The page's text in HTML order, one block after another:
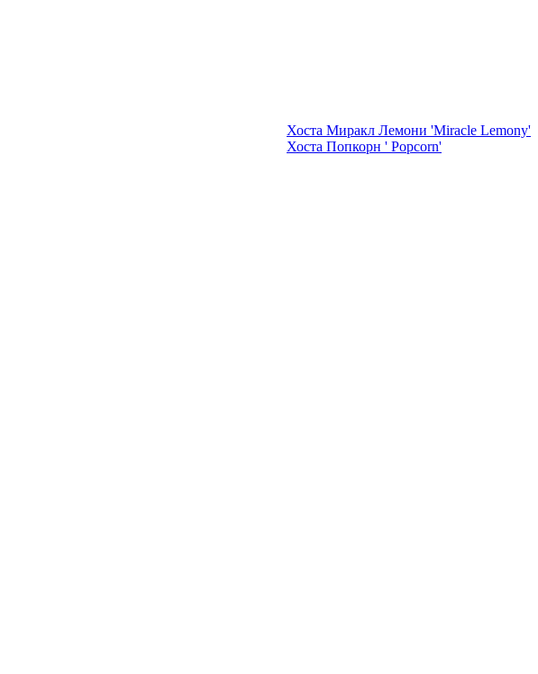
Хоста Миракл Лемони 'Miracle Lemony'
Хоста Попкорн ' Popcorn'